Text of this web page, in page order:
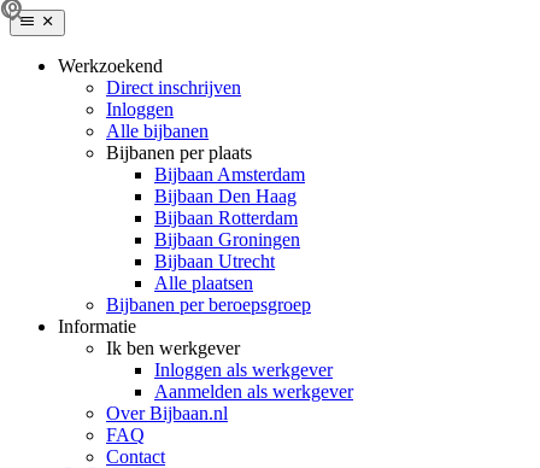
Werkzoekend
Direct inschrijven
Inloggen
Alle bijbanen
Bijbanen per plaats
Bijbaan Amsterdam
Bijbaan Den Haag
Bijbaan Rotterdam
Bijbaan Groningen
Bijbaan Utrecht
Alle plaatsen
Bijbanen per beroepsgroep
Informatie
Ik ben werkgever
Inloggen als werkgever
Aanmelden als werkgever
Over Bijbaan.nl
FAQ
Contact